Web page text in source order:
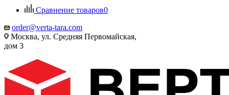
Сравнение товаров0
order@verta-tara.com
Москва, ул. Средняя Первомайская,
дом 3